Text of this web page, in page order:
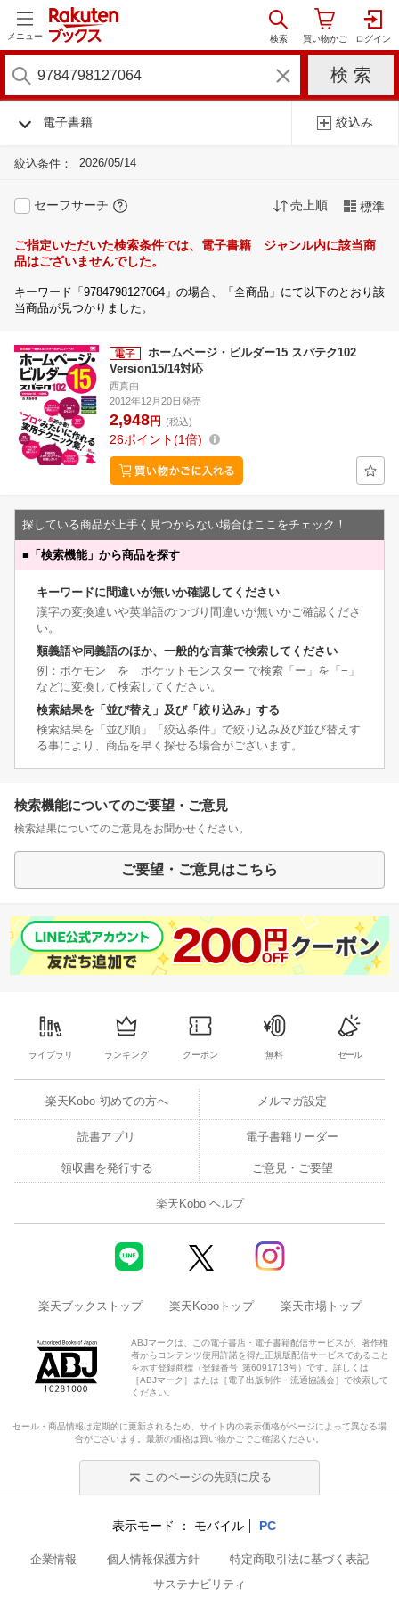
メニュー
電子書籍 絞込み
絞込条件： 2026/05/14
セーフサーチ 売上順 標準
ご指定いただいた検索条件では、電子書籍 ジャンル内に該当商
品はございませんでした。
キーワード「9784798127064」の場合、「全商品」にて以下のとおり該
当商品が見つかりました。
ホームページ・ビルダー15 スパテク102
Version15/14対応
西真由
2012年12月20日発売
2,948円 (税込)
26ポイント 1倍
探している商品が上手く見つからない場合はここをチェック！
■ 「検索機能」から商品を探す
キーワードに間違いが無いか確認してください
漢字の変換違いや英単語のつづり間違いが無いかご確認くださ
い。
類義語や同義語のほか、一般的な言葉で検索してください
例：ポケモン を ポケットモンスター で検索「ー」を「−」
などに変換して検索してください。
検索結果を「並び替え」及び「絞り込み」する
検索結果を「並び順」「絞込条件」で絞り込み及び並び替えす
る事により、商品を早く探せる場合がございます。
検索機能についてのご要望・ご意見
検索結果についてのご意見をお聞かせください。
ご要望・ご意見はこちら
ライブラリ ランキング クーポン 無料 セール
楽天Kobo 初めての方へ メルマガ設定
読書アプリ 電子書籍リーダー
領収書を発行する ご意見・ご要望
楽天Kobo ヘルプ
楽天ブックストップ 楽天Koboトップ 楽天市場トップ
ABJマークは、この電子書店・電子書籍配信サービスが、著作権
者からコンテンツ使用許諾を得た正規版配信サービスであること
を示す登録商標（登録番号 第6091713号）です。詳しくは
［ABJマーク］または［電子出版制作・流通協議会］で検索して
ください。
セール・商品情報は定期的に更新されるため、サイト内の表示価格がページによって異なる場
合がございます。最新の価格は買い物かごでご確認ください。
このページの先頭に戻る
表示モード モバイル PC
企業情報 個人情報保護方針
特定商取引法に基づく表記
サステナビリティ